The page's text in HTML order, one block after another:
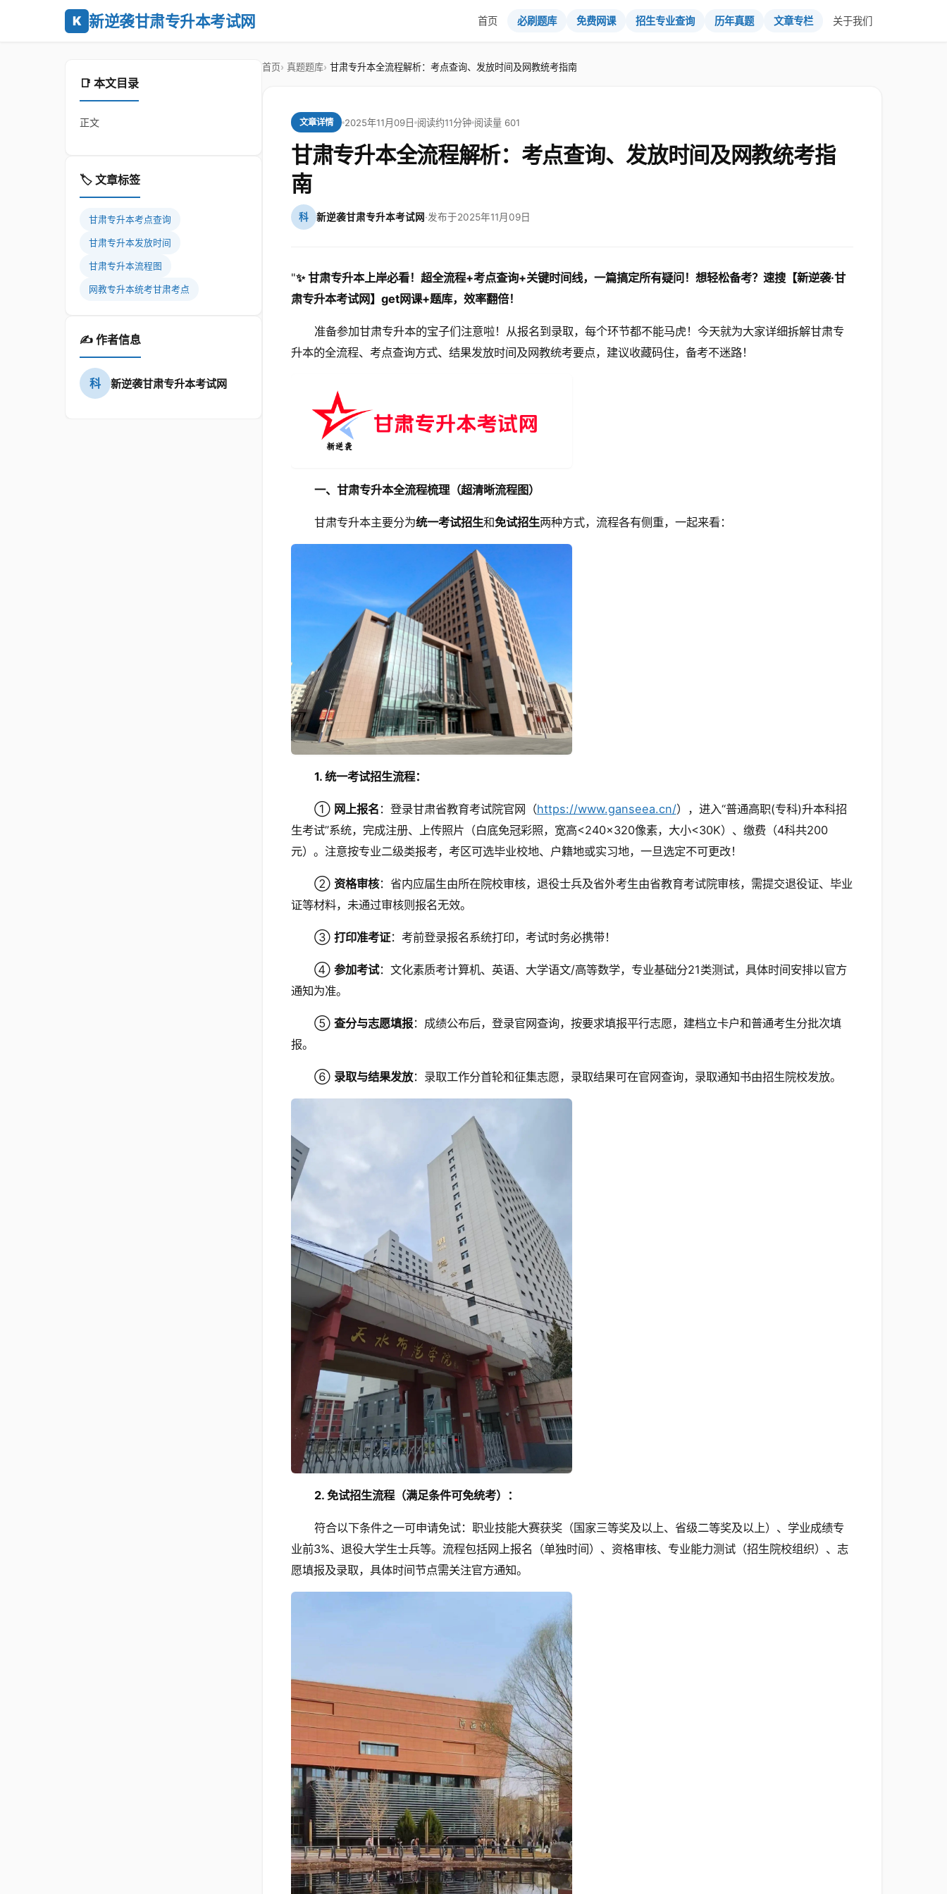
K 新逆袭甘肃专升本考试网 首页 必刷题库 免费网课 招生专业查询 历年真题 文章专栏 关于我们
📑 本文目录
正文
🏷️ 文章标签
甘肃专升本考点查询
甘肃专升本发放时间
甘肃专升本流程图
网教专升本统考甘肃考点
✍️ 作者信息
科 新逆袭甘肃专升本考试网
首页 真题题库 甘肃专升本全流程解析：考点查询、发放时间及网教统考指南
文章详情 2025年11月09日 阅读约11分钟 阅读量 601
甘肃专升本全流程解析：考点查询、发放时间及网教统考指
南
科 新逆袭甘肃专升本考试网·发布于2025年11月09日
"✨ 甘肃专升本上岸必看！超全流程+考点查询+关键时间线，一篇搞定所有疑问！想轻松备考？速搜【新逆袭·甘
肃专升本考试网】get网课+题库，效率翻倍！
准备参加甘肃专升本的宝子们注意啦！从报名到录取，每个环节都不能马虎！今天就为大家详细拆解甘肃专
升本的全流程、考点查询方式、结果发放时间及网教统考要点，建议收藏码住，备考不迷路！
一、甘肃专升本全流程梳理（超清晰流程图）
甘肃专升本主要分为统一考试招生和免试招生两种方式，流程各有侧重，一起来看：
1. 统一考试招生流程：
① 网上报名 ：登录甘肃省教育考试院官网（https://www.ganseea.cn/），进入“普通高职(专科)升本科招
生考试”系统，完成注册、上传照片（白底免冠彩照，宽高<240×320像素，大小<30K）、缴费（4科共200
元）。注意按专业二级类报考，考区可选毕业校地、户籍地或实习地，一旦选定不可更改！
② 资格审核：省内应届生由所在院校审核，退役士兵及省外考生由省教育考试院审核，需提交退役证、毕业
证等材料，未通过审核则报名无效。
③ 打印准考证：考前登录报名系统打印，考试时务必携带！
④ 参加考试：文化素质考计算机、英语、大学语文/高等数学，专业基础分21类测试，具体时间安排以官方
通知为准。
⑤ 查分与志愿填报：成绩公布后，登录官网查询，按要求填报平行志愿，建档立卡户和普通考生分批次填
报。
⑥ 录取与结果发放：录取工作分首轮和征集志愿，录取结果可在官网查询，录取通知书由招生院校发放。
2. 免试招生流程（满足条件可免统考）：
符合以下条件之一可申请免试：职业技能大赛获奖（国家三等奖及以上、省级二等奖及以上）、学业成绩专
业前3%、退役大学生士兵等。流程包括网上报名（单独时间）、资格审核、专业能力测试（招生院校组织）、志
愿填报及录取，具体时间节点需关注官方通知。